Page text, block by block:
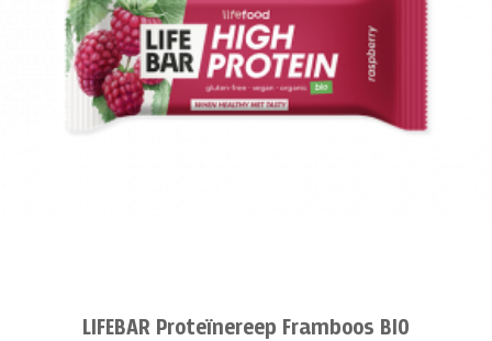
LIFEBAR Proteïnereep Framboos BIO